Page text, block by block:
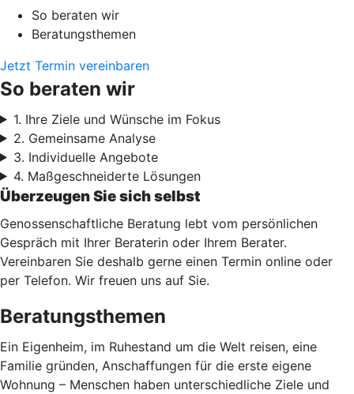
So beraten wir
Beratungsthemen
Jetzt Termin vereinbaren
So beraten wir
1. Ihre Ziele und Wünsche im Fokus
2. Gemeinsame Analyse
3. Individuelle Angebote
4. Maßgeschneiderte Lösungen
Überzeugen Sie sich selbst
Genossenschaftliche Beratung lebt vom persönlichen
Gespräch mit Ihrer Beraterin oder Ihrem Berater.
Vereinbaren Sie deshalb gerne einen Termin online oder
per Telefon. Wir freuen uns auf Sie.
Beratungsthemen
Ein Eigenheim, im Ruhestand um die Welt reisen, eine
Familie gründen, Anschaffungen für die erste eigene
Wohnung – Menschen haben unterschiedliche Ziele und